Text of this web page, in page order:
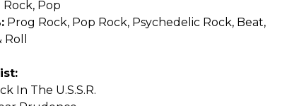
Rock, Pop
Prog Rock, Pop Rock, Psychedelic Rock, Beat,
In The U.S.S.R.